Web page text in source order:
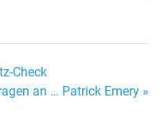
Check
an … Patrick Emery »